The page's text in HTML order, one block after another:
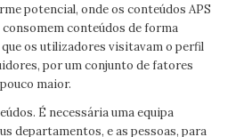
potencial, onde os conteúdos APS
conteúdos de forma
os utilizadores visitavam o perfil
por um conjunto de fatores
maior.
É necessária uma equipa
departamentos, e as pessoas, para